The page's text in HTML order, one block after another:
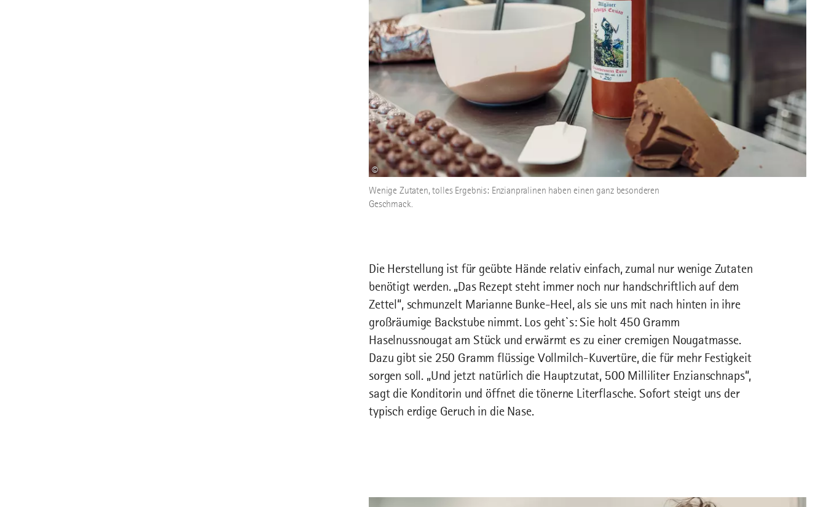
©
Wenige Zutaten, tolles Ergebnis: Enzianpralinen haben einen ganz besonderen
Geschmack.
Die Herstellung ist für geübte Hände relativ einfach, zumal nur wenige Zutaten
benötigt werden. „Das Rezept steht immer noch nur handschriftlich auf dem
Zettel“, schmunzelt Marianne Bunke-Heel, als sie uns mit nach hinten in ihre
großräumige Backstube nimmt. Los geht`s: Sie holt 450 Gramm
Haselnussnougat am Stück und erwärmt es zu einer cremigen Nougatmasse.
Dazu gibt sie 250 Gramm flüssige Vollmilch-Kuvertüre, die für mehr Festigkeit
sorgen soll. „Und jetzt natürlich die Hauptzutat, 500 Milliliter Enzianschnaps“,
sagt die Konditorin und öffnet die tönerne Literflasche. Sofort steigt uns der
typisch erdige Geruch in die Nase.